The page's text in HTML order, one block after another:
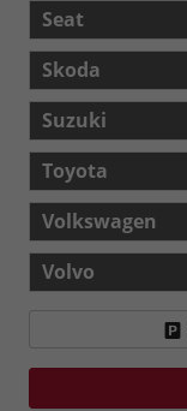
Seat
Skoda
Suzuki
Toyota
Volkswagen
Volvo